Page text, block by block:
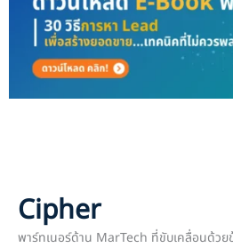
Cipher
พาร์ทเนอร์ด้าน MarTech ที่ขับเคลื่อนด้วย